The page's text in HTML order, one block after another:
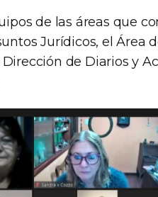
de las áreas que
Jurídicos, el Área
de Diarios y